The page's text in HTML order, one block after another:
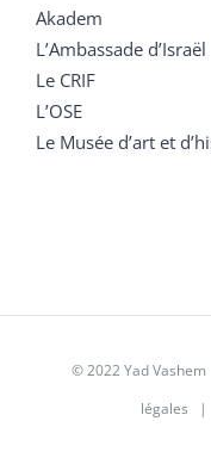
Akadem
L’Ambassade d’Israël
Le CRIF
L’OSE
Le Musée d’art et
© 2022 Yad
légales |